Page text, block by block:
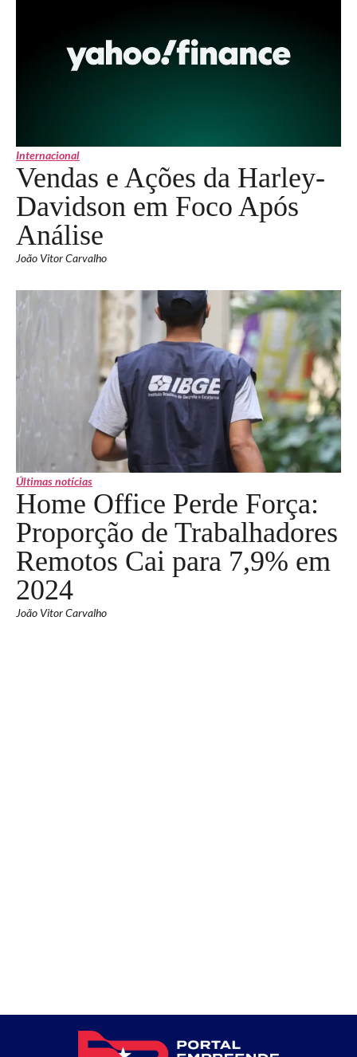
Internacional
Vendas e Ações da Harley-
Davidson em Foco Após
Análise
João Vitor Carvalho
Últimas notícias
Home Office Perde Força:
Proporção de Trabalhadores
Remotos Cai para 7,9% em
2024
João Vitor Carvalho